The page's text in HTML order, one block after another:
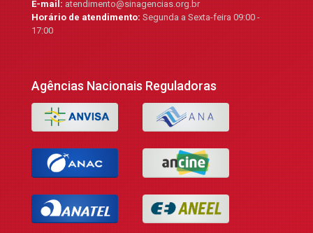
E-mail:atendimento@sinagencias.org.br
Horário de atendimento:Segunda a Sexta-feira 09:00 -
17:00
Agências Nacionais Reguladoras